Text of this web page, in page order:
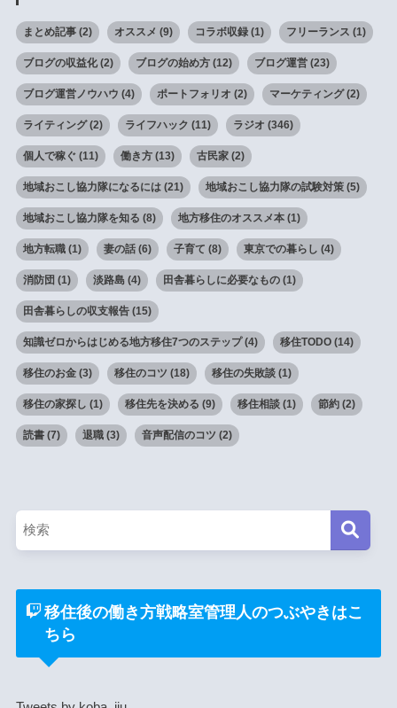
まとめ記事(2) オススメ (9) コラボ収録(1) フリーランス (1)
ブログの収益化(2) ブログの始め方(12) ブログ運営(23)
ブログ運営ノウハウ (4) ポートフォリオ (2) マーケティング(2)
ライティング(2) ライフハック (11) ラジオ (346)
個人で稼ぐ (11) 働き方(13) 古民家(2)
地域おこし協力隊になるには(21) 地域おこし協力隊の試験対策(5)
地域おこし協力隊を知る (8) 地方移住のオススメ本(1)
地方転職(1) 妻の話(6) 子育て (8) 東京での暮らし (4)
消防団 (1) 淡路島(4) 田舎暮らしに必要なもの(1)
田舎暮らしの収支報告(15)
知識ゼロからはじめる地方移住7つのステップ(4) 移住TODO(14)
移住のお金(3) 移住のコツ (18) 移住の失敗談(1)
移住の家探し (1) 移住先を決める (9) 移住相談(1) 節約(2)
読書(7) 退職(3) 音声配信のコツ (2)
移住後の働き方戦略室管理人のつぶやきはこ
ちら